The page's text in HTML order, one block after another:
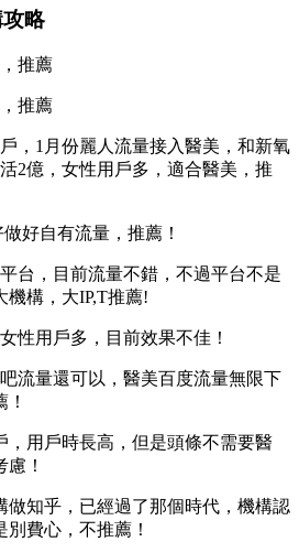
略
推薦
推薦
，1月份麗人流量接入醫美，和新氧
2億，女性用戶多，適合醫美，推
好自有流量，推薦！
台，目前流量不錯，不過平台不是
機構，大IP,T推薦!
性用戶多，目前效果不佳！
流量還可以，醫美百度流量無限下
，用戶時長高，但是頭條不需要醫
！
做知乎，已經過了那個時代，機構認
費心，不推薦！